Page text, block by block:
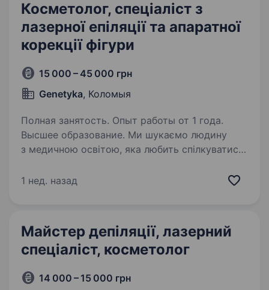
Косметолог, спеціаліст з
лазерної епіляції та апаратної
корекції фігури
15 000 – 45 000 грн
Genetyka, Коломыя
Полная занятость. Опыт работы от 1 года.
Высшее образование. Ми шукаємо людину
з медичною освітою, яка любить спілкуватись
косметолога та навики естетичної
1 нед. назад
Майстер депіляції, лазерний
спеціаліст, косметолог
14 000 – 15 000 грн